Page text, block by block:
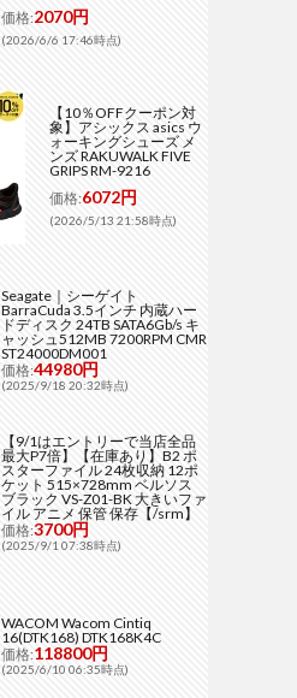
価格:2070円
(2026/6/6 17:46時点)
【10％OFFクーポン対
象】アシックス asics ウ
ォーキングシューズ メ
ンズ RAKUWALK FIVE
GRIPS RM-9216
価格:6072円
(2026/5/13 21:58時点)
Seagate｜シーゲイト
BarraCuda 3.5インチ 内蔵ハー
ドディスク 24TB SATA6Gb/s キ
ャッシュ512MB 7200RPM CMR
ST24000DM001
価格:44980円
(2025/9/18 20:32時点)
【9/1はエントリーで当店全品
最大P7倍】【在庫あり】B2 ポ
スターファイル 24枚収納 12ポ
ケット 515×728mm ベルソス
ブラック VS-Z01-BK 大きいファ
イル アニメ 保管 保存【/srm】
価格:3700円
(2025/9/1 07:38時点)
WACOM Wacom Cintiq
16(DTK168) DTK168K4C
価格:118800円
(2025/6/10 06:35時点)